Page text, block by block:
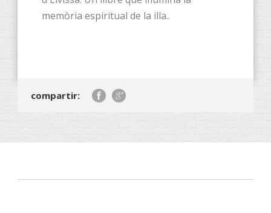
memòria espiritual de la illa..
compartir: